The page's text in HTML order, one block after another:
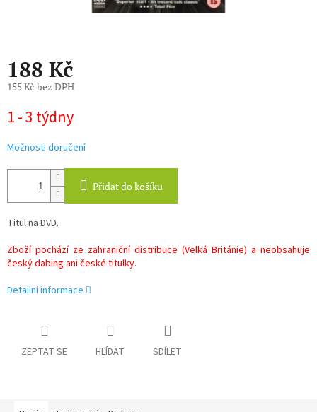
188 Kč
155 Kč bez DPH
cena:
1 - 3 týdny
Možnosti doručení
Přidat do košíku
Titul na DVD.
Zboží pochází ze zahraniční distribuce (Velká Británie) a neobsahuje
český dabing ani české titulky.
Detailní informace
ZEPTAT SE HLÍDAT SDÍLET